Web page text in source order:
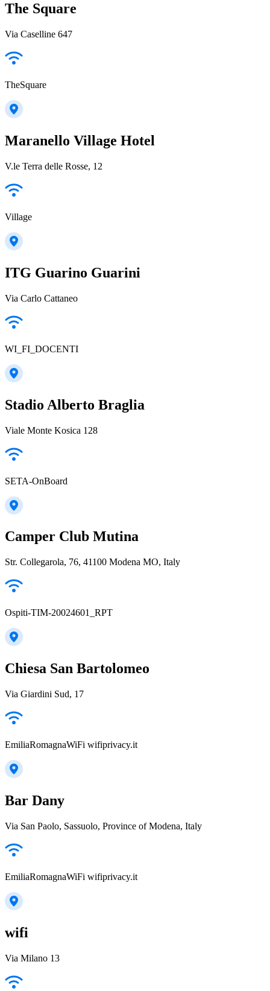
The Square
Via Caselline 647
TheSquare
Maranello Village Hotel
V.le Terra delle Rosse, 12
Village
ITG Guarino Guarini
Via Carlo Cattaneo
WI_FI_DOCENTI
Stadio Alberto Braglia
Viale Monte Kosica 128
SETA-OnBoard
Camper Club Mutina
Str. Collegarola, 76, 41100 Modena MO, Italy
Ospiti-TIM-20024601_RPT
Chiesa San Bartolomeo
Via Giardini Sud, 17
EmiliaRomagnaWiFi wifiprivacy.it
Bar Dany
Via San Paolo, Sassuolo, Province of Modena, Italy
EmiliaRomagnaWiFi wifiprivacy.it
wifi
Via Milano 13